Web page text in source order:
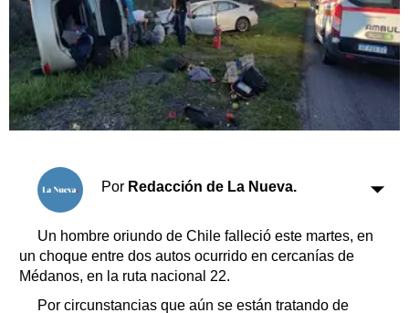
Sociedad y tiempo
libre
Sociedad
Tecnología
Turismo
Salud
Es viral
Cartón Lleno
Fúnebres
Horóscopo
Suplementos
Servicios
Farmacias
Por Redacción de La Nueva.
Un hombre oriundo de Chile falleció este martes, en
un choque entre dos autos ocurrido en cercanías de
Médanos, en la ruta nacional 22.
Por circunstancias que aún se están tratando de